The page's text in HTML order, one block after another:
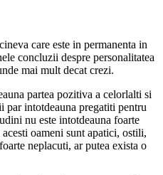
care este in permanenta in
concluzii despre personalitatea
mai mult decat crezi.
partea pozitiva a celorlalti si
par intotdeauna pregatiti pentru
nu este intotdeauna foarte
oameni sunt apatici, ostili,
neplacuti, ar putea exista o